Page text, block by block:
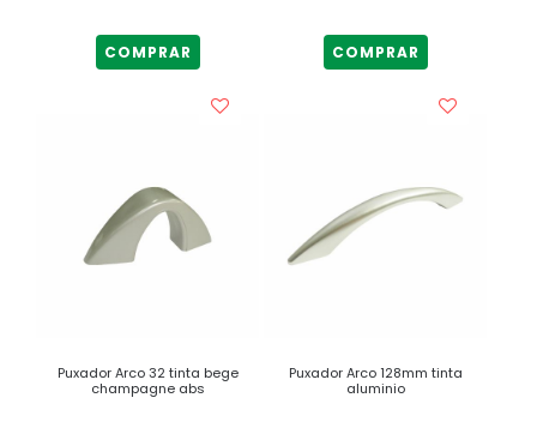
COMPRAR COMPRAR
Puxador Arco 32 tinta bege
champagne abs
Puxador Arco 128mm tinta
aluminio